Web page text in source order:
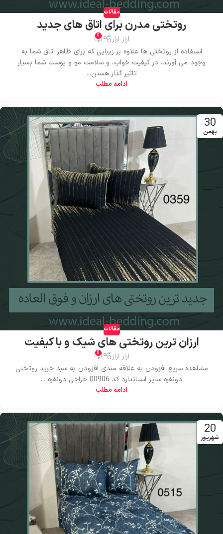
مقالات
روتختی مدرن برای اتاق های جدید
اراز اراز 0
استفاده از روتختی ها علاوه بر زیبایی که برای ظاهر اتاق شما به
وجود می آورند، در کیفیت خواب، و سلامت مو و پوست شما بسیار
تاثیر گذار هستن...
ادامه مطلب
30
بهمن
مقالات
ارزان ترین روتختی های شیک و با کیفیت
اراز اراز 0
مشاهده سریع افزودن به علاقه مندی افزودن به سبد خرید روتختی
دونفره سایز استاندارد کد 00906 حراجی دونفره ...
ادامه مطلب
20
شهریور